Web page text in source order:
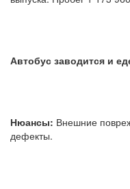
Автобус заводится и
Нюансы: Внешние
дефекты.